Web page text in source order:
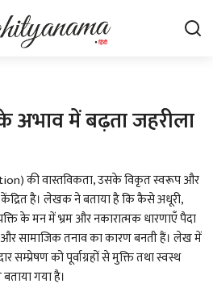
अभाव में बढ़ता जहरीला
की वास्तविकता, उसके विकृत स्वरूप और
केंद्रित है। लेखक ने बताया है कि कैसे अधूरी,
के मन में भ्रम और नकारात्मक धारणाएँ पैदा
सामाजिक तनाव का कारण बनती हैं। लेख में
को पूर्वाग्रहों से मुक्ति तथा स्वस्थ
गया है।